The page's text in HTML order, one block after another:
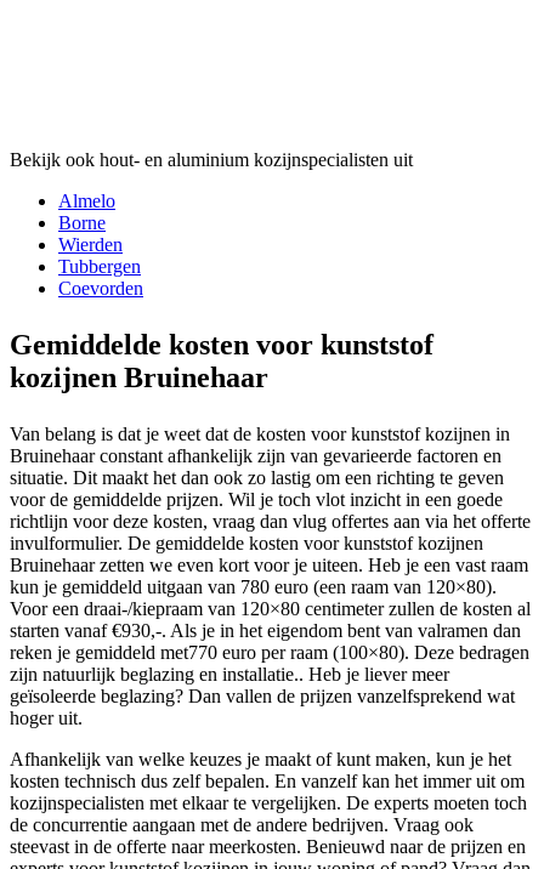
Bekijk ook hout- en aluminium kozijnspecialisten uit
Almelo
Borne
Wierden
Tubbergen
Coevorden
Gemiddelde kosten voor kunststof
kozijnen Bruinehaar
Van belang is dat je weet dat de kosten voor kunststof kozijnen in
Bruinehaar constant afhankelijk zijn van gevarieerde factoren en
situatie. Dit maakt het dan ook zo lastig om een richting te geven
voor de gemiddelde prijzen. Wil je toch vlot inzicht in een goede
richtlijn voor deze kosten, vraag dan vlug offertes aan via het offerte
invulformulier. De gemiddelde kosten voor kunststof kozijnen
Bruinehaar zetten we even kort voor je uiteen. Heb je een vast raam
kun je gemiddeld uitgaan van 780 euro (een raam van 120×80).
Voor een draai-/kiepraam van 120×80 centimeter zullen de kosten al
starten vanaf €930,-. Als je in het eigendom bent van valramen dan
reken je gemiddeld met770 euro per raam (100×80). Deze bedragen
zijn natuurlijk beglazing en installatie.. Heb je liever meer
geïsoleerde beglazing? Dan vallen de prijzen vanzelfsprekend wat
hoger uit.
Afhankelijk van welke keuzes je maakt of kunt maken, kun je het
kosten technisch dus zelf bepalen. En vanzelf kan het immer uit om
kozijnspecialisten met elkaar te vergelijken. De experts moeten toch
de concurrentie aangaan met de andere bedrijven. Vraag ook
steevast in de offerte naar meerkosten. Benieuwd naar de prijzen en